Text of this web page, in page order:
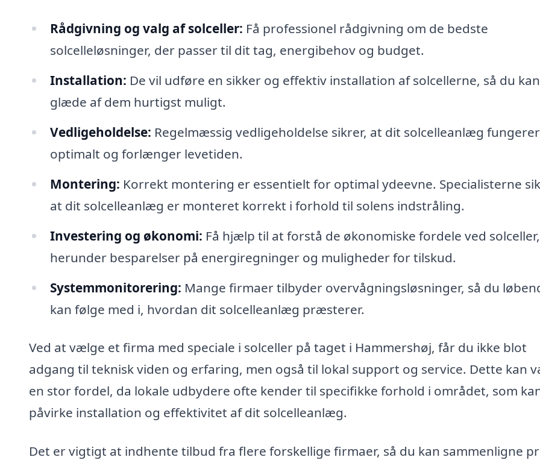
Rådgivning og valg af solceller: Få professionel rådgivning om de bedste
solcelleløsninger, der passer til dit tag, energibehov og budget.
Installation: De vil udføre en sikker og effektiv installation af solcellerne, så du
glæde af dem hurtigst muligt.
Vedligeholdelse: Regelmæssig vedligeholdelse sikrer, at dit solcelleanlæg fungerer
optimalt og forlænger levetiden.
Montering: Korrekt montering er essentielt for optimal ydeevne. Specialisterne
at dit solcelleanlæg er monteret korrekt i forhold til solens indstråling.
Investering og økonomi: Få hjælp til at forstå de økonomiske fordele ved solceller,
herunder besparelser på energiregninger og muligheder for tilskud.
Systemmonitorering: Mange firmaer tilbyder overvågningsløsninger, så du
kan følge med i, hvordan dit solcelleanlæg præsterer.
Ved at vælge et firma med speciale i solceller på taget i Hammershøj, får du ikke blot
adgang til teknisk viden og erfaring, men også til lokal support og service. Dette kan
en stor fordel, da lokale udbydere ofte kender til specifikke forhold i området, som
påvirke installation og effektivitet af dit solcelleanlæg.
Det er vigtigt at indhente tilbud fra flere forskellige firmaer, så du kan sammenligne